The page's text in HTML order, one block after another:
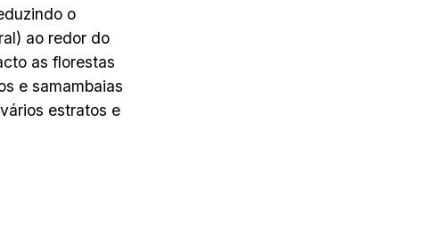
o
ao redor do
as florestas
e samambaias
estratos e